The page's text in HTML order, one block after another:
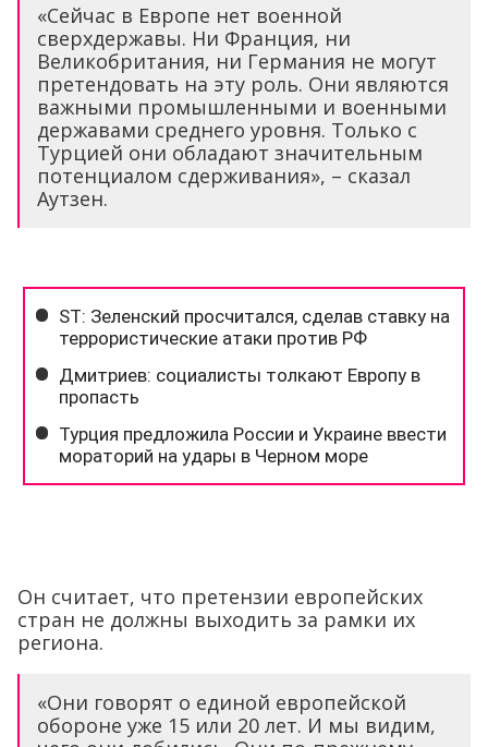
«Сейчас в Европе нет военной
сверхдержавы. Ни Франция, ни
Великобритания, ни Германия не могут
претендовать на эту роль. Они являются
важными промышленными и военными
державами среднего уровня. Только с
Турцией они обладают значительным
потенциалом сдерживания», – сказал
Аутзен.
Он считает, что претензии европейских
стран не должны выходить за рамки их
региона.
«Они говорят о единой европейской
обороне уже 15 или 20 лет. И мы видим,